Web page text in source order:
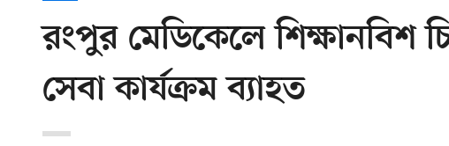
রংপুর মেডিকেলে শিক্ষানবিশ
সেবা কার্যক্রম ব্যাহত